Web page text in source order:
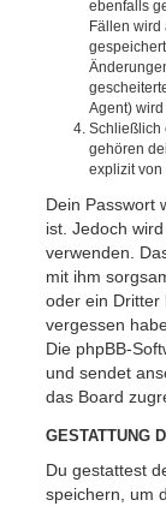
ebenfalls
Fällen wird
Agent)
Schließlich
gehören
explizit
Dein Passwort
ist. Jedoch
verwenden.
mit ihm
oder ein Dritter
vergessen
Die phpBB-
und sendet
das Board
GESTATTUNG
Du gestattest
speichern, um